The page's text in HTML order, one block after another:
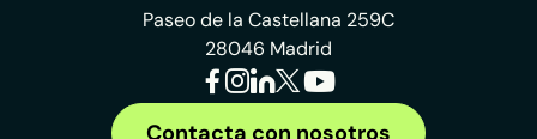
Paseo de la Castellana 259C
28046 Madrid
Contacta con nosotros